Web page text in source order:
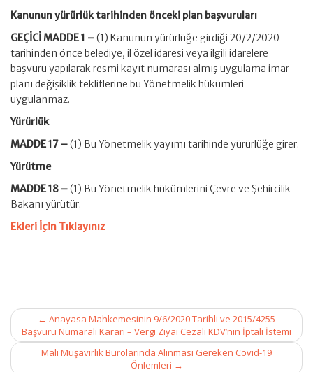
Kanunun yürürlük tarihinden önceki plan başvuruları
GEÇİCİ MADDE 1 –(1) Kanunun yürürlüğe girdiği 20/2/2020
tarihinden önce belediye, il özel idaresi veya ilgili idarelere
başvuru yapılarak resmi kayıt numarası almış uygulama imar
planı değişiklik tekliflerine bu Yönetmelik hükümleri
uygulanmaz.
Yürürlük
MADDE 17 –(1) Bu Yönetmelik yayımı tarihinde yürürlüğe girer.
Yürütme
MADDE 18 –(1) Bu Yönetmelik hükümlerini Çevre ve Şehircilik
Bakanı yürütür.
Ekleri İçin Tıklayınız
Post
navigation
← Anayasa Mahkemesinin 9/6/2020 Tarihli ve 2015/4255
Başvuru Numaralı Kararı – Vergi Ziyaı Cezalı KDV’nin İptali İstemi
Mali Müşavirlik Bürolarında Alınması Gereken Covid-19
Önlemleri →